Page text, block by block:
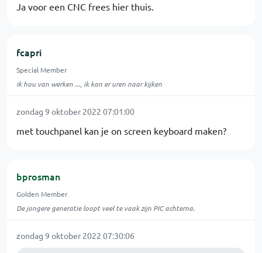
Ja voor een CNC frees hier thuis.
fcapri
Special Member
ik hou van werken ..., ik kan er uren naar kijken
zondag 9 oktober 2022 07:01:00
met touchpanel kan je on screen keyboard maken?
bprosman
Golden Member
De jongere generatie loopt veel te vaak zijn PIC achterna.
zondag 9 oktober 2022 07:30:06